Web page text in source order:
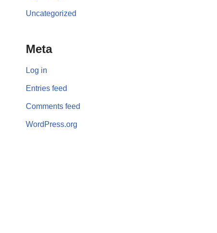
Uncategorized
Meta
Log in
Entries feed
Comments feed
WordPress.org